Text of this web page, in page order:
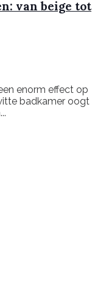
van beige tot
enorm effect op
badkamer oogt